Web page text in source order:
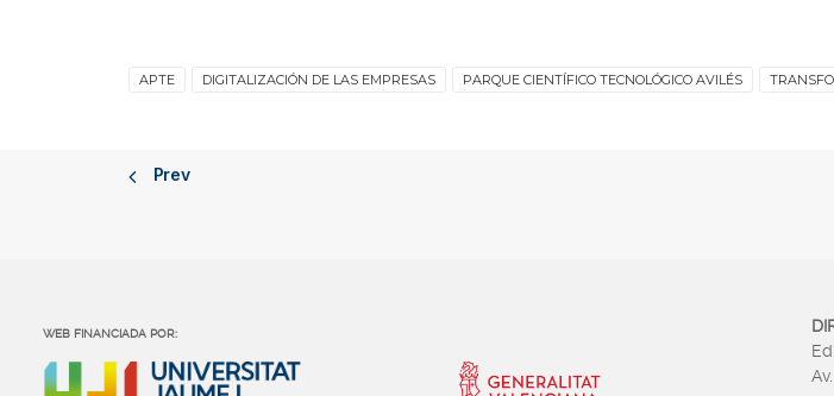
APTE DIGITALIZACIÓN DE LAS EMPRESAS PARQUE CIENTÍFICO TECNOLÓGICO AVILÉS
Prev
WEB FINANCIADA POR: